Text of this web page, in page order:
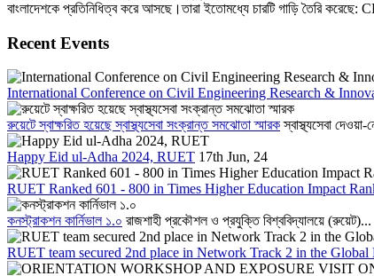
বাংলাদেশকে প্রতিনিধিত্ব করে আসছে।তারা ইতোমধ্যে চারটি গাড়ি তৈরি
Recent Events
International Conference on Civil Engineering Research &
রুয়েটে স্বাক্ষরিত হয়েছে স্বাস্থ্যসেবা সংক্রান্ত সমঝোতা স্মারক স্বাস্থ্যসেবা
Happy Eid ul-Adha 2024, RUET 17th Jun, 24
RUET Ranked 601 - 800 in Times Higher Education Impact
কনস্ট্রাকশন কার্নিভাল ১.০ রাজশাহী প্রকৌশল ও প্রযুক্তি বিশ্ববিদ্যালয়ে (রুয়েট)...
RUET team secured 2nd place in Network Track 2 in the